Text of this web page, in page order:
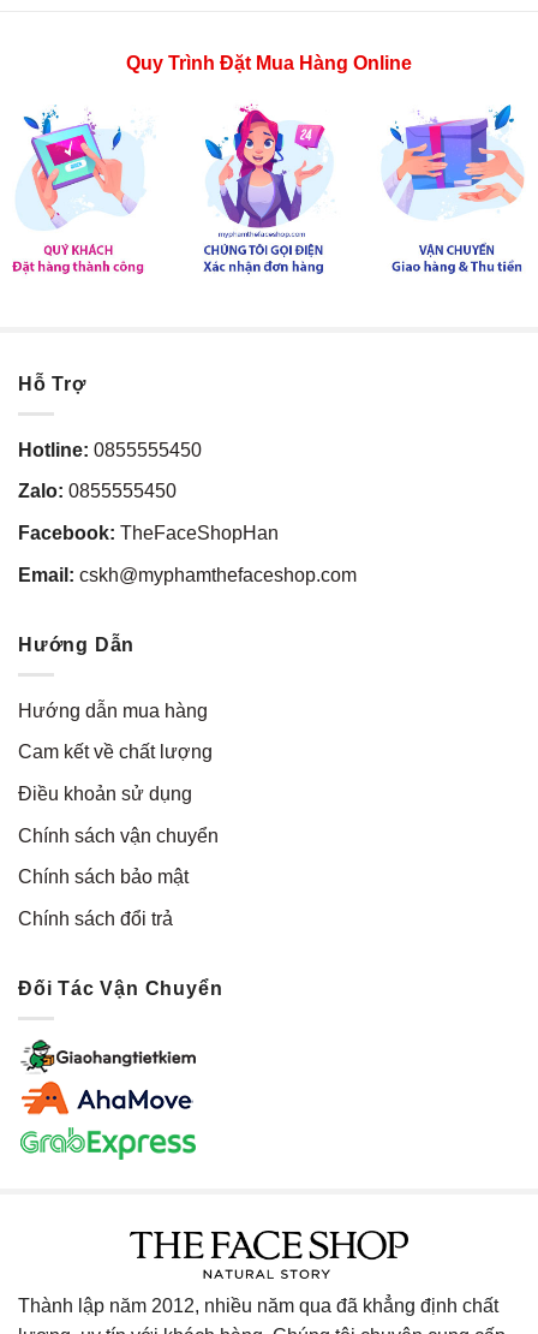
Quy Trình Đặt Mua Hàng Online
Hỗ Trợ
Hotline: 0855555450
Zalo: 0855555450
Facebook: TheFaceShopHan
Email: cskh@myphamthefaceshop.com
Hướng Dẫn
Hướng dẫn mua hàng
Cam kết về chất lượng
Điều khoản sử dụng
Chính sách vận chuyển
Chính sách bảo mật
Chính sách đổi trả
Đối Tác Vận Chuyển
Thành lập năm 2012, nhiều năm qua đã khẳng định chất